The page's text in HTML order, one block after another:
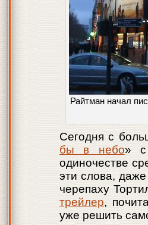
Райтман начал
Сегодня с
бы в небо»
одиночестве
эти слова,
черепаху
трейлер,
уже решить